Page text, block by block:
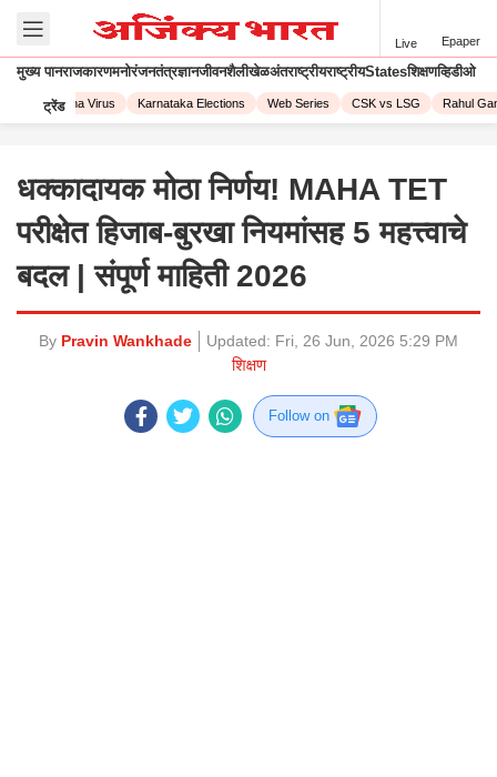
Live Epaper
मुख्य पानराजकारणमनोरंजनतंत्रज्ञानजीवनशैलीखेळअंतराष्ट्रीयराष्ट्रीयStatesशिक्षणव्हिडीओ
ट्रेंड
Corona Virus Karnataka Elections Web Series CSK vs LSG Rahul
धक्कादायक मोठा निर्णय! MAHA TET
परीक्षेत हिजाब-बुरखा नियमांसह 5 महत्त्वाचे
बदल | संपूर्ण माहिती 2026
By Pravin Wankhade Updated: Fri, 26 Jun, 2026 5:29 PM
शिक्षण
Follow on